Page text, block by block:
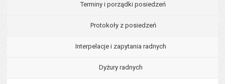
Terminy i porządki posiedzeń
Protokoły z posiedzeń
Interpelacje i zapytania radnych
Dyżury radnych